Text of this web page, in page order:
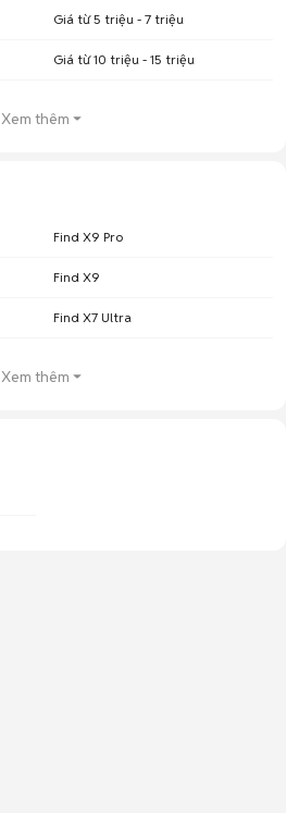
Giá từ 5 triệu - 7 triệu
Giá từ 10 triệu - 15 triệu
Xem thêm
Find X9 Pro
Find X9
Find X7 Ultra
Xem thêm